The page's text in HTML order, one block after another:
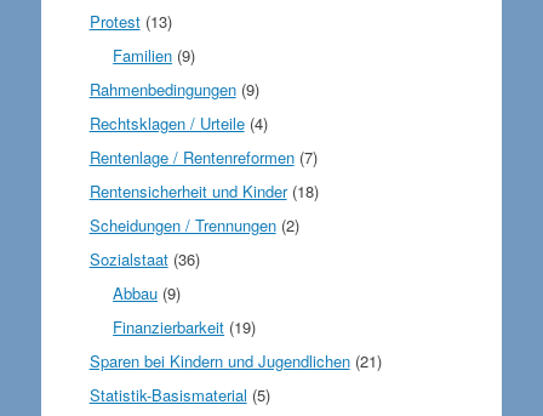
Protest(13)
Familien (9)
Rahmenbedingungen(9)
Rechtsklagen / Urteile(4)
Rentenlage / Rentenreformen(7)
Rentensicherheit und Kinder(18)
Scheidungen / Trennungen(2)
Sozialstaat(36)
Abbau (9)
Finanzierbarkeit (19)
Sparen bei Kindern und Jugendlichen(21)
Statistik-Basismaterial (5)